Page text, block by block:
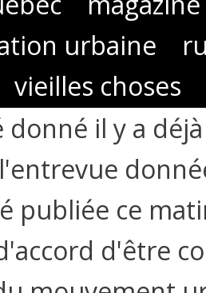
urbaine
vieilles choses
donné il y a
publiée ce
d'être